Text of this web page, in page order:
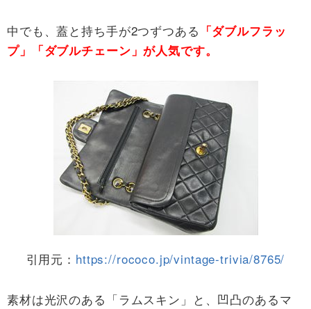
中でも、蓋と持ち手が2つずつある 「ダブルフラッ
プ」「ダブルチェーン」が人気です。
引用元： https://rococo.jp/vintage-trivia/8765/
素材は光沢のある「ラムスキン」と、凹凸のあるマ